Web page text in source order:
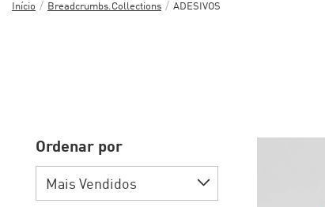
Início / Breadcrumbs.collections / ADESIVOS
Ordenar por